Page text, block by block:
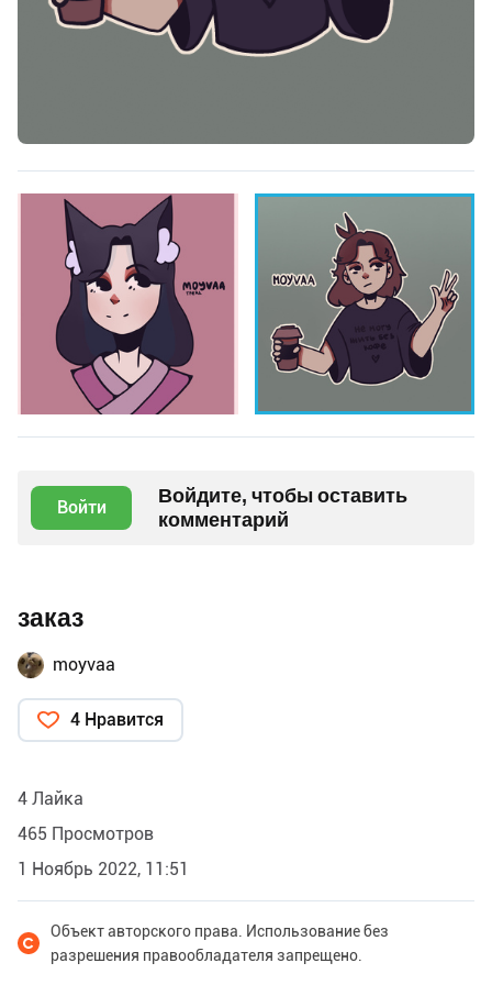
Войти
Войдите, чтобы оставить
комментарий
заказ
moyvaa
4 Нравится
4 Лайка
465 Просмотров
1 Ноябрь 2022, 11:51
Объект авторского права. Использование без
разрешения правообладателя запрещено.